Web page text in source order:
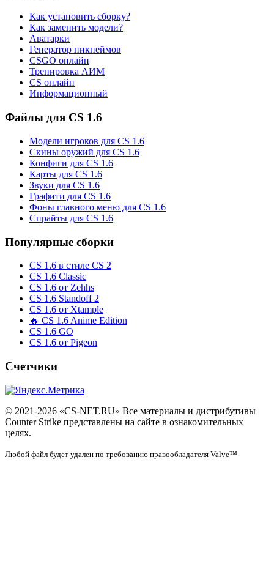
Как установить сборку?
Как заменить модели?
Аватарки
Генератор никнеймов
CSGO онлайн
Тренировка АИМ
CS онлайн
Информационный
Файлы для CS 1.6
Модели игроков для CS 1.6
Скины оружий для CS 1.6
Конфиги для CS 1.6
Карты для CS 1.6
Звуки для CS 1.6
Графити для CS 1.6
Фоны главного меню для CS 1.6
Спрайты для CS 1.6
Популярные сборки
CS 1.6 в стиле CS 2
CS 1.6 Classic
CS 1.6 от Zehhs
CS 1.6 Standoff 2
CS 1.6 от Xtample
🔥 CS 1.6 Anime Edition
CS 1.6 GO
CS 1.6 от Pigeon
Счетчики
© 2021-2026 «CS-NET.RU» Все материалы и дистрибутивы
Counter Strike представлены на сайте в ознакомительных
целях.
Любой файл будет удален по требованию правообладателя Valve™